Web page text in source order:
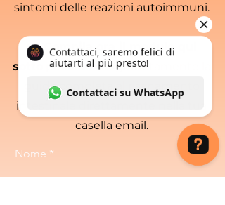
sintomi delle reazioni autoimmuni.
👉Compila ora il modulo qui
sotto
per ricevere gratuitamente la
guida completa al risanamento
intestinale direttamente nella tua
casella email.
Nome